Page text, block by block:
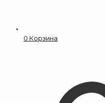
0 Корзина